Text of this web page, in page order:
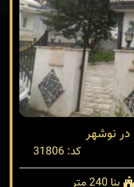
نوشهر
کد: 31806
بنا 240 متر